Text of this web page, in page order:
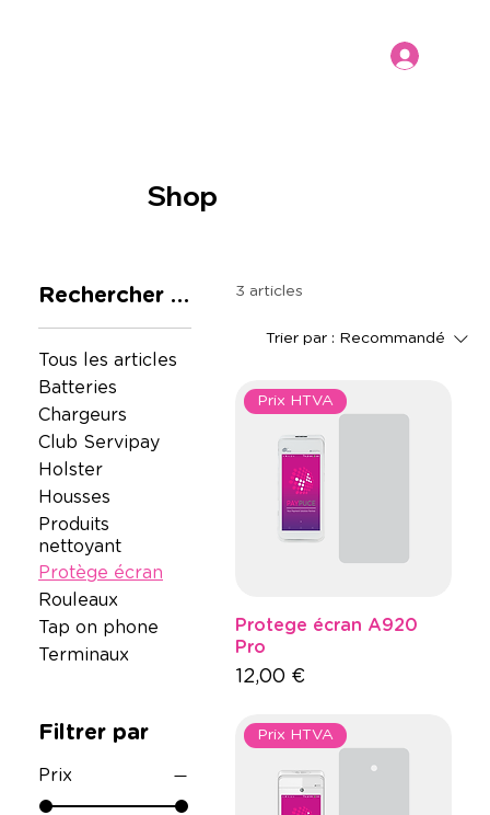
Shop
Rechercher par
Tous les articles
Batteries
Chargeurs
Club Servipay
Holster
Housses
Produits
nettoyant
Protège écran
Rouleaux
Tap on phone
Terminaux
Filtrer par
Prix
3 articles
Trier par : Recommandé
Prix HTVA
Protege écran A920
Pro
Prix
12,00 €
Prix HTVA